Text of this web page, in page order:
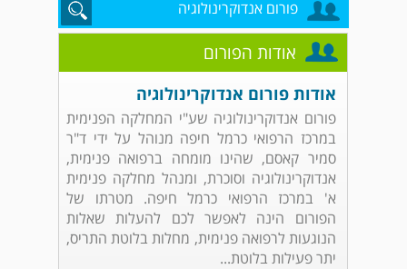
פורום אנדוקרינולוגיה
אודות הפורום
אודות פורום אנדוקרינולוגיה
פורום אנדוקרינולוגיה שע"י המחלקה הפנימית
במרכז הרפואי כרמל חיפה מנוהל על ידי ד"ר
סמיר קאסם, שהינו מומחה ברפואה פנימית,
אנדוקרינולוגיה וסוכרת, ומנהל מחלקה פנימית
א' במרכז הרפואי כרמל חיפה. מטרתו של
הפורום הינה לאפשר לכם להעלות שאלות
הנוגעות לרפואה פנימית, מחלות בלוטת התריס,
יתר פעילות בלוטת...